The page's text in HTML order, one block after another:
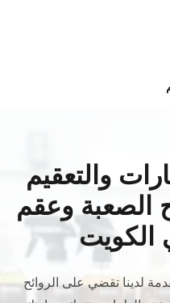
والتعقيم
الصعبة وعقم
الكويت
لدينا تقضي على الروائح